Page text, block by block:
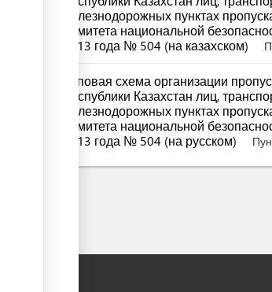
железнодорожных пунктах
Комитета национальной
2013 года № 504 (на казахском)
Типовая схема организации
Республики Казахстан лиц,
железнодорожных пунктах
Комитета национальной
2013 года № 504 (на русском)